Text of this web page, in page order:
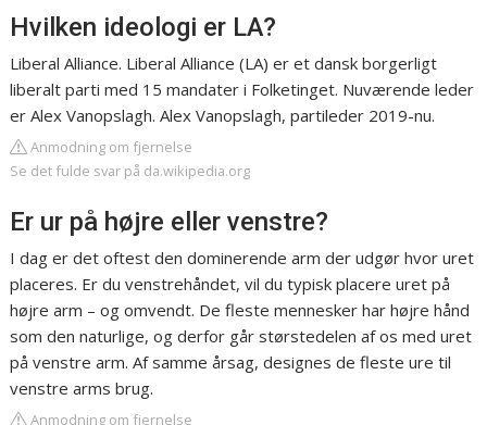
Hvilken ideologi er LA?
Liberal Alliance. Liberal Alliance (LA) er et dansk borgerligt
liberalt parti med 15 mandater i Folketinget. Nuværende leder
er Alex Vanopslagh. Alex Vanopslagh, partileder 2019-nu.
Anmodning om fjernelse
Se det fulde svar på da.wikipedia.org
Er ur på højre eller venstre?
I dag er det oftest den dominerende arm der udgør hvor uret
placeres. Er du venstrehåndet, vil du typisk placere uret på
højre arm – og omvendt. De fleste mennesker har højre hånd
som den naturlige, og derfor går størstedelen af os med uret
på venstre arm. Af samme årsag, designes de fleste ure til
venstre arms brug.
Anmodning om fjernelse